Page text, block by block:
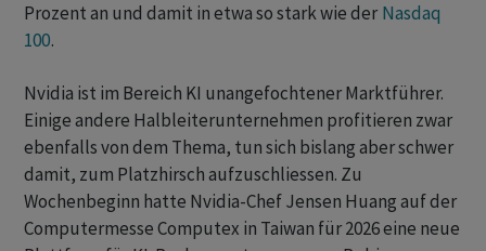
Prozent an und damit in etwa so stark wie der Nasdaq
100.
Nvidia ist im Bereich KI unangefochtener Marktführer.
Einige andere Halbleiterunternehmen profitieren zwar
ebenfalls von dem Thema, tun sich bislang aber schwer
damit, zum Platzhirsch aufzuschliessen. Zu
Wochenbeginn hatte Nvidia-Chef Jensen Huang auf der
Computermesse Computex in Taiwan für 2026 eine neue